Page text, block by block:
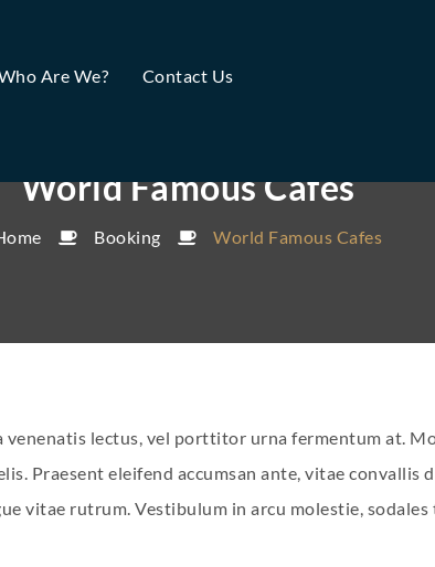
Are We? Contact Us
World Famous Cafes
Booking World Famous Cafes
venenatis lectus, vel porttitor urna fermentum at.
Praesent eleifend accumsan ante, vitae convallis
vitae rutrum. Vestibulum in arcu molestie,